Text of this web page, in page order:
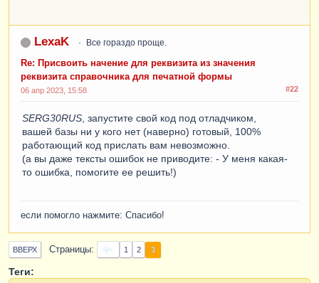
LexaK Все гораздо проще.
Re: Присвоить начение для реквизита из значения
реквизита справочника для печатной формы
#22
06 апр 2023, 15:58
SERG30RUS, запустите свой код под отладчиком,
вашей базы ни у кого нет (наверно) готовый, 100%
работающий код прислать вам невозможно.
(а вы даже тексты ошибок не приводите: - У меня какая-
то ошибка, помогите ее решить!)
если помогло нажмите: Спасибо!
ВВЕРХ Страницы 1 2 3
Теги: